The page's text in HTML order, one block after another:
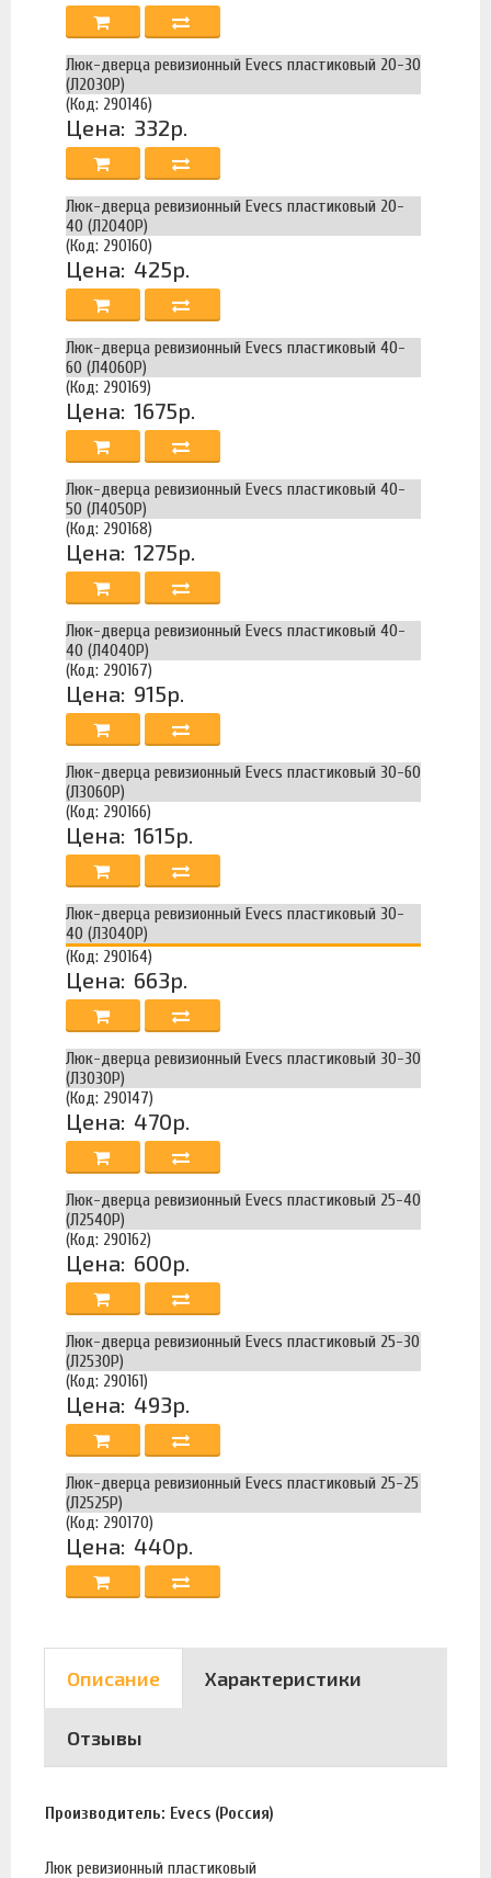
Люк-дверца ревизионный Evecs пластиковый 20-30
(Л2030Р)
(Код: 290146)
Цена: 332р.
Люк-дверца ревизионный Evecs пластиковый 20-
40 (Л2040Р)
(Код: 290160)
Цена: 425р.
Люк-дверца ревизионный Evecs пластиковый 40-
60 (Л4060Р)
(Код: 290169)
Цена: 1675р.
Люк-дверца ревизионный Evecs пластиковый 40-
50 (Л4050Р)
(Код: 290168)
Цена: 1275р.
Люк-дверца ревизионный Evecs пластиковый 40-
40 (Л4040Р)
(Код: 290167)
Цена: 915р.
Люк-дверца ревизионный Evecs пластиковый 30-60
(Л3060Р)
(Код: 290166)
Цена: 1615р.
Люк-дверца ревизионный Evecs пластиковый 30-
40 (Л3040Р)
(Код: 290164)
Цена: 663р.
Люк-дверца ревизионный Evecs пластиковый 30-30
(Л3030Р)
(Код: 290147)
Цена: 470р.
Люк-дверца ревизионный Evecs пластиковый 25-40
(Л2540Р)
(Код: 290162)
Цена: 600р.
Люк-дверца ревизионный Evecs пластиковый 25-30
(Л2530Р)
(Код: 290161)
Цена: 493р.
Люк-дверца ревизионный Evecs пластиковый 25-25
(Л2525Р)
(Код: 290170)
Цена: 440р.
Описание Характеристики
Отзывы
Производитель: Evecs (Россия)
Люк ревизионный пластиковый